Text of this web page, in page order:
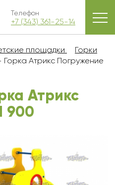
Телефон
+7 (343) 361-25-14
площадки
Горки
Горка Атрикс Погружение
Атрикс
900